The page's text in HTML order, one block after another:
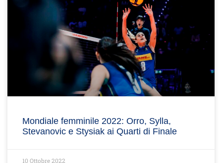
Mondiale femminile 2022: Orro, Sylla,
Stevanovic e Stysiak ai Quarti di Finale
10 Ottobre 2022